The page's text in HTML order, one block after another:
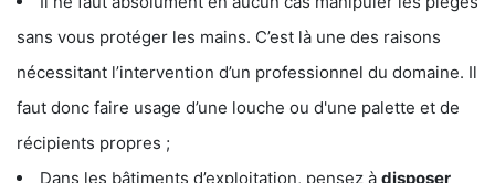
sans vous protéger les mains. C’est là une des raisons
nécessitant l’intervention d’un professionnel du domaine. Il
faut donc faire usage d’une louche ou d'une palette et de
récipients propres ;
Dans les bâtiments d’exploitation, pensez à disposer